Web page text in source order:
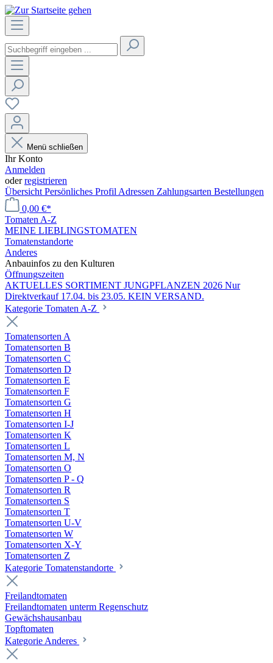
Menü schließen
Ihr Konto
Anmelden
oderregistrieren
Übersicht Persönliches Profil Adressen Zahlungsarten Bestellungen
0,00 €*
Tomaten A-Z
MEINE LIEBLINGSTOMATEN
Tomatenstandorte
Anderes
Anbauinfos zu den Kulturen
Öffnungszeiten
AKTUELLES SORTIMENT JUNGPFLANZEN 2026 Nur
Direktverkauf 17.04. bis 23.05. KEIN VERSAND.
Kategorie Tomaten A-Z
Tomatensorten A
Tomatensorten B
Tomatensorten C
Tomatensorten D
Tomatensorten E
Tomatensorten F
Tomatensorten G
Tomatensorten H
Tomatensorten I-J
Tomatensorten K
Tomatensorten L
Tomatensorten M, N
Tomatensorten O
Tomatensorten P - Q
Tomatensorten R
Tomatensorten S
Tomatensorten T
Tomatensorten U-V
Tomatensorten W
Tomatensorten X-Y
Tomatensorten Z
Kategorie Tomatenstandorte
Freilandtomaten
Freilandtomaten unterm Regenschutz
Gewächshausanbau
Topftomaten
Kategorie Anderes